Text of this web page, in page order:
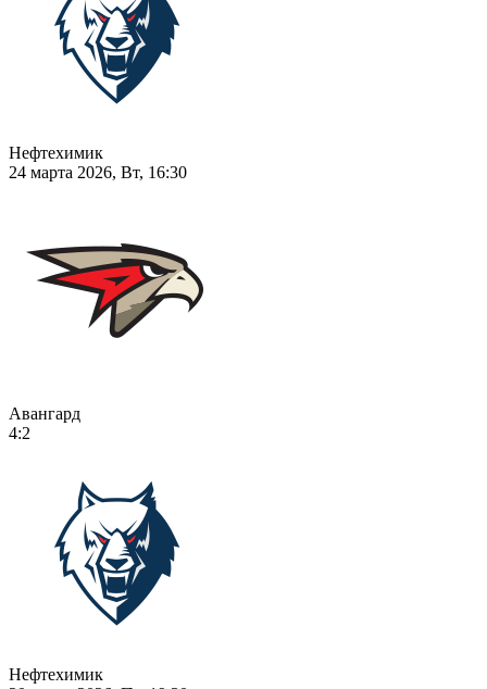
Нефтехимик
24 марта 2026, Вт, 16:30
Авангард
4:2
Нефтехимик